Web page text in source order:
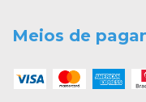
Meios de